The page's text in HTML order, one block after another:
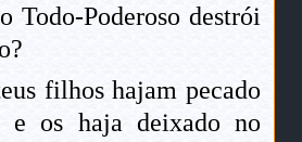
Todo-Poderoso destrói
filhos hajam pecado
e os haja deixado no